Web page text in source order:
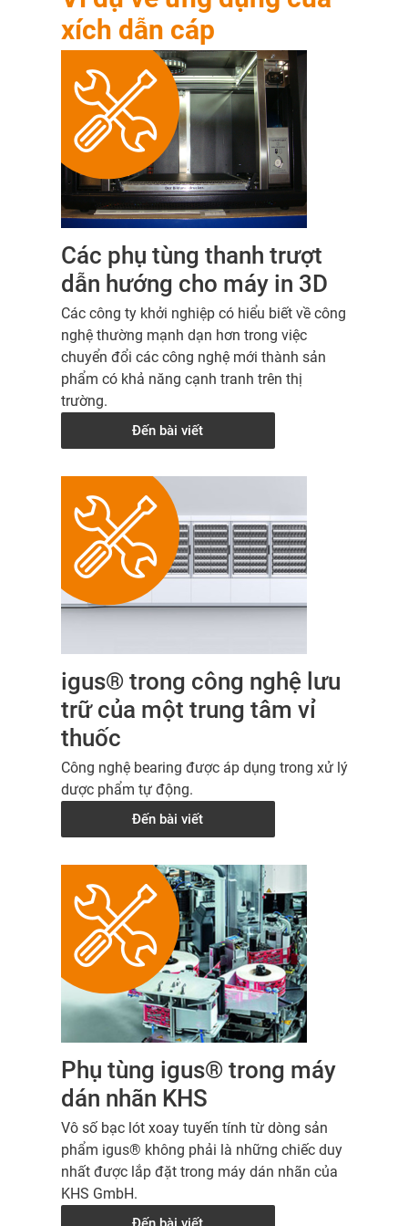
xích dẫn cáp
Các phụ tùng thanh trượt
dẫn hướng cho máy in 3D
Các công ty khởi nghiệp có hiểu biết về công
nghệ thường mạnh dạn hơn trong việc
chuyển đổi các công nghệ mới thành sản
phẩm có khả năng cạnh tranh trên thị
trường.
Đến bài viết
igus® trong công nghệ lưu
trữ của một trung tâm vỉ
thuốc
Công nghệ bearing được áp dụng trong xử lý
dược phẩm tự động.
Đến bài viết
Phụ tùng igus® trong máy
dán nhãn KHS
Vô số bạc lót xoay tuyến tính từ dòng sản
phẩm igus® không phải là những chiếc duy
nhất được lắp đặt trong máy dán nhãn của
KHS GmbH.